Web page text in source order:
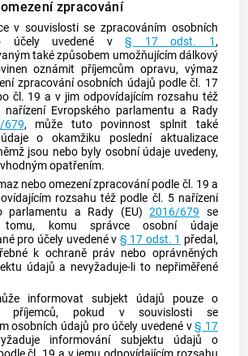
omezení zpracování
v souvislosti se zpracováním osobních
účely uvedené v§ 17 odst. 1,
také způsobem umožňujícím dálkový
oznámit příjemcům opravu, výmaz
zpracování osobních údajů podle čl. 17
čl. 19 a v jim odpovídajícím rozsahu též
Evropského parlamentu a Rady
679, může tuto povinnost splnit také
o okamžiku poslední aktualizace
jsou nebo byly osobní údaje uvedeny,
opatřením.
nebo omezení zpracování podle čl. 19 a
rozsahu též podle čl. 5 nařízení
parlamentu a Rady (EU)2016/679 se
tomu, komu správce osobní údaje
pro účely uvedené v § 17 odst. 1 předal,
k ochraně práv nebo oprávněných
údajů a nevyžaduje-li to nepřiměřené
informovat subjekt údajů pouze o
příjemců, pokud v souvislosti se
osobních údajů pro účely uvedené v§ 17
informování subjektu údajů o